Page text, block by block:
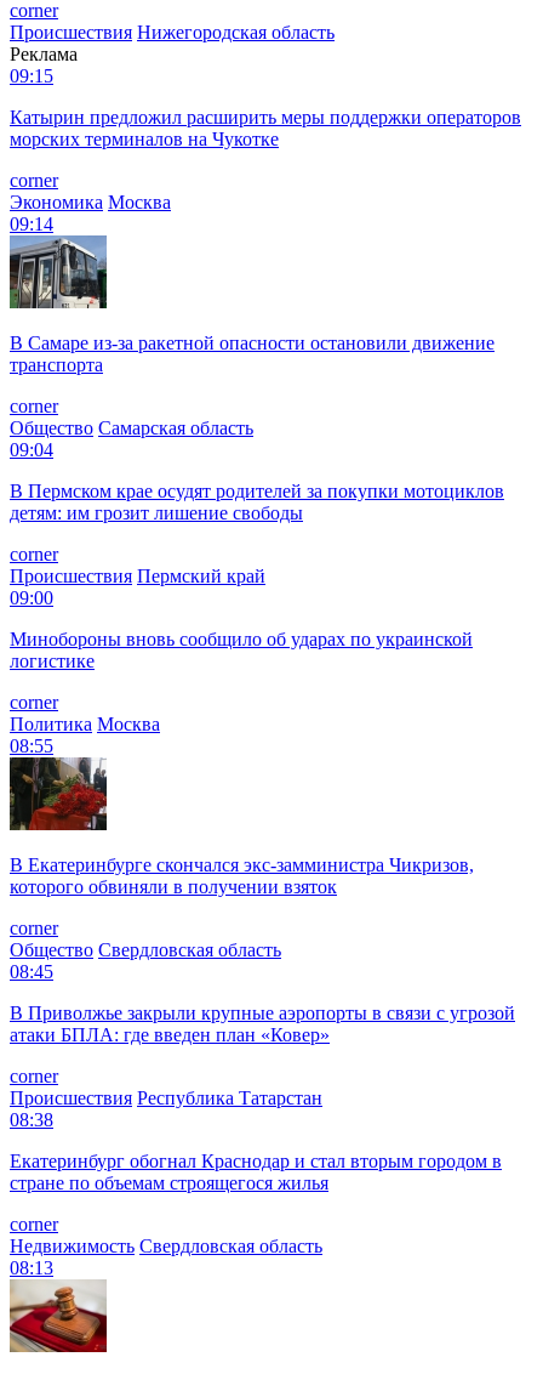
corner
Происшествия Нижегородская область
Реклама
09:15
Катырин предложил расширить меры поддержки операторов
морских терминалов на Чукотке
corner
Экономика Москва
09:14
В Самаре из-за ракетной опасности остановили движение
транспорта
corner
Общество Самарская область
09:04
В Пермском крае осудят родителей за покупки мотоциклов
детям: им грозит лишение свободы
corner
Происшествия Пермский край
09:00
Минобороны вновь сообщило об ударах по украинской
логистике
corner
Политика Москва
08:55
В Екатеринбурге скончался экс-замминистра Чикризов,
которого обвиняли в получении взяток
corner
Общество Свердловская область
08:45
В Приволжье закрыли крупные аэропорты в связи с угрозой
атаки БПЛА: где введен план «Ковер»
corner
Происшествия Республика Татарстан
08:38
Екатеринбург обогнал Краснодар и стал вторым городом в
стране по объемам строящегося жилья
corner
Недвижимость Свердловская область
08:13